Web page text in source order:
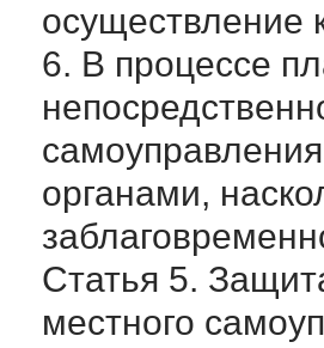
осуществление
6. В процессе
органами,
Статья 5.
местного